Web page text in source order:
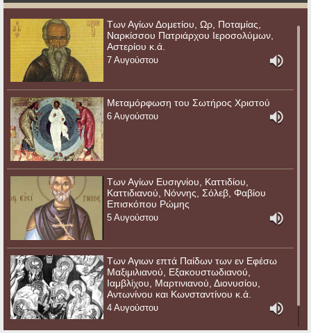
Των Αγίων Δομετίου, Ωρ, Ποταμίας,
Ναρκίσσου Πατριάρχου Ιεροσολύμων,
Αστερίου κ.ά.
7 Αυγούστου
Μεταμόρφωση του Σωτήρος Χριστού
6 Αυγούστου
Των Αγίων Ευσιγνίου, Καττιδίου,
Καττιδιανού, Νόννης, Σόλεβ, Φαβίου
Επισκόπου Ρώμης
5 Αυγούστου
Των Αγιων επτά Παίδων των εν Εφέσω
Μαξιμιλιανού, Εξακουστωδιανού,
Ιαμβλίχου, Μαρτινιανού, Διονυσίου,
Αντωνίνου και Κωνσταντίνου κ.ά.
4 Αυγούστου